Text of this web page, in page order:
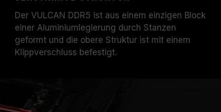
Der VULCAN DDR5 ist aus einem einzigen Block
einer Aluminiumlegierung durch Stanzen
geformt und die obere Struktur ist mit einem
Klippverschluss befestigt.